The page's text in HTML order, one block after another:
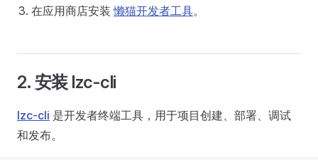
在应用商店安装懒猫开发者工具。
2. 安装 lzc-cli
lzc-cli 是开发者终端工具，用于项目创建、部署、调试
和发布。